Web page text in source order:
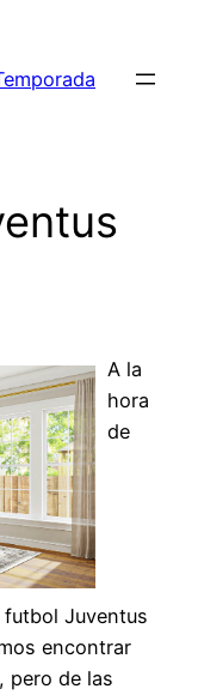
A la
hora
de
futbol Juventus
encontrar
pero de las